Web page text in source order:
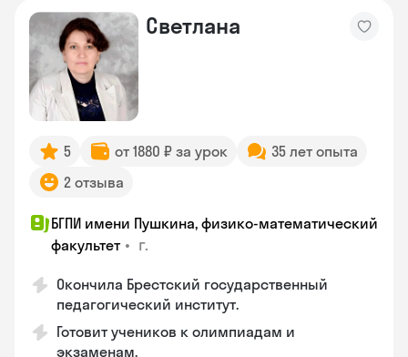
Светлана
5 от 1880 ₽ за урок
35 лет опыта
2 отзыва
БГПИ имени Пушкина, физико-математический
факультет • г.
Окончила Брестский государственный
педагогический институт.
Готовит учеников к олимпиадам и
экзаменам.